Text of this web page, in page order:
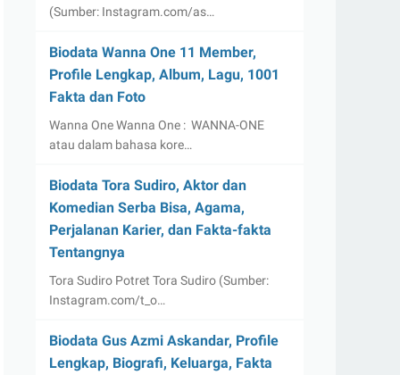
(Sumber: Instagram.com/as…
Biodata Wanna One 11 Member,
Profile Lengkap, Album, Lagu, 1001
Fakta dan Foto
Wanna One Wanna One : WANNA-ONE
atau dalam bahasa kore…
Biodata Tora Sudiro, Aktor dan
Komedian Serba Bisa, Agama,
Perjalanan Karier, dan Fakta-fakta
Tentangnya
Tora Sudiro Potret Tora Sudiro (Sumber:
Instagram.com/t_o…
Biodata Gus Azmi Askandar, Profile
Lengkap, Biografi, Keluarga, Fakta